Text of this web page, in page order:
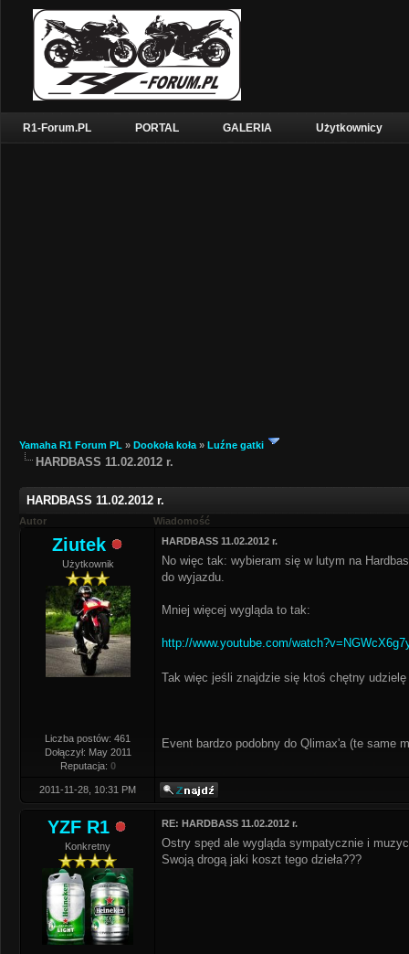
R1-Forum.PL PORTAL GALERIA Użytkownicy
Yamaha R1 Forum PL » Dookoła koła » Luźne gatki
HARDBASS 11.02.2012 r.
HARDBASS 11.02.2012 r.
Autor Wiadomość
Ziutek
Użytkownik
Liczba postów: 461
Dołączył: May 2011
Reputacja: 0
HARDBASS 11.02.2012 r.
No więc tak: wybieram się w lutym na
do wyjazdu.
Mniej więcej wygląda to tak:
http://www.youtube.com/
Tak więc jeśli znajdzie się ktoś chętny
Event bardzo podobny do Qlimax'a (te same
2011-11-28, 10:31 PM
YZF R1
Konkretny
RE: HARDBASS 11.02.2012 r.
Ostry spęd ale wygląda sympatycznie i
Swoją drogą jaki koszt tego dzieła???